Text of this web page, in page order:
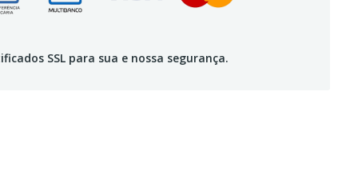
SSL para sua e nossa segurança.